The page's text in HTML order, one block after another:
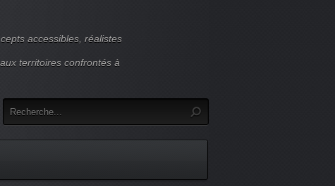
accessibles, réalistes
territoires confrontés à